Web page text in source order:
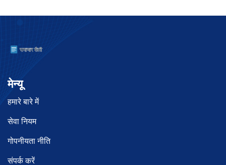
मेन्यू
हमारे बारे में
सेवा नियम
गोपनीयता नीति
संपर्क करें